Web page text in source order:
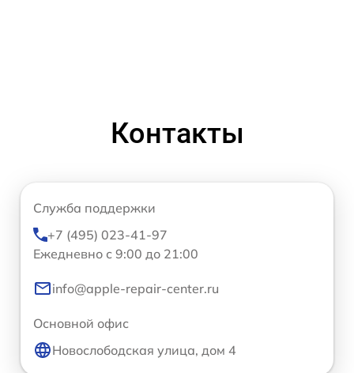
Контакты
Служба поддержки
+7 (495) 023-41-97
Ежедневно с 9:00 до 21:00
info@apple-repair-center.ru
Основной офис
Новослободская улица, дом 4